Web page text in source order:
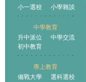
小一選校
小學雜談
中學教育
升中派位
中學交流
初中教育
專上教育
備戰大學
選科選校